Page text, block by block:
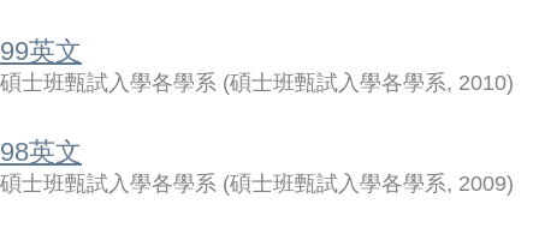
99英文
碩士班甄試入學各學系 (碩士班甄試入學各學系, 2010)
98英文
碩士班甄試入學各學系 (碩士班甄試入學各學系, 2009)